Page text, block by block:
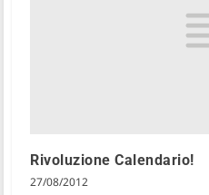
Rivoluzione Calendario!
27/08/2012